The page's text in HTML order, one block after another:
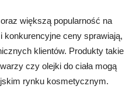
większą popularność na
konkurencyjne ceny sprawiają,
klientów. Produkty takie
czy olejki do ciała mogą
rynku kosmetycznym.